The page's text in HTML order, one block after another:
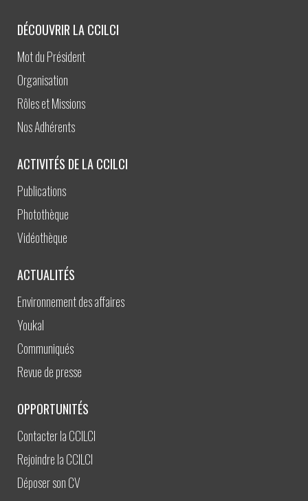
DÉCOUVRIR LA CCILCI
Mot du Président
Organisation
Rôles et Missions
Nos Adhérents
ACTIVITÉS DE LA CCILCI
Publications
Photothèque
Vidéothèque
ACTUALITÉS
Environnement des affaires
Youkal
Communiqués
Revue de presse
OPPORTUNITÉS
Contacter la CCILCI
Rejoindre la CCILCI
Déposer son CV